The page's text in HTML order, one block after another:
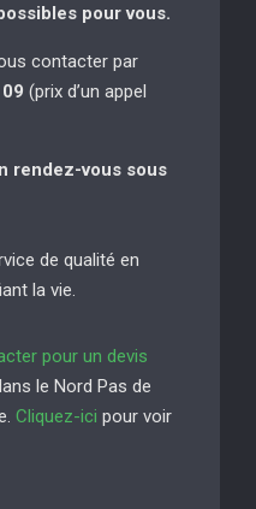
pour vous.
contacter par
(prix d’un appel
rendez-vous sous
de qualité en
la vie.
pour un devis
le Nord Pas de
Cliquez-ici pour voir